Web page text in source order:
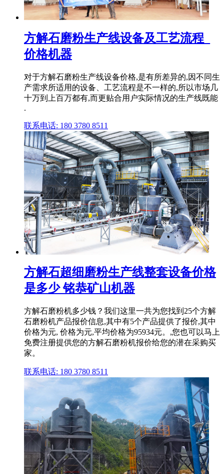
方解石磨粉生产线设备及工艺流程_
价格机器
对于方解石磨粉生产线设备价格,是有所差异的,因不同生
产需求所适用的设备、工艺流程是不一样的,所以市场几
十万到上百万都有,而更贴合用户实际情况的生产线既能
.
联系电话: 180 3780 8511
方解石超细磨粉生产线整套设备价格
是多少 铭恭矿山机器
方解石磨粉机多少钱？我们这里一共为您找到25个方解
石磨粉机产品报价信息,其中有5个产品提供了报价,其中
价格为元, 价格为元,平均价格为95934元。,您也可以马上
免费注册提供您的方解石磨粉机报价给您的潜在采购买
家。
联系电话: 180 3780 8511